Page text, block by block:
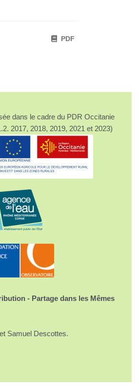
PDF
dans le cadre du PDR Occitanie
2017, 2018, 2019, 2021 et 2023)
- Partage dans les Mêmes
Samuel Descottes.